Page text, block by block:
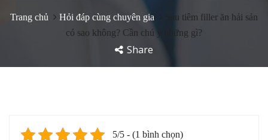
Trang chủ Hỏi đáp cùng chuyên gia
Sau tiêm filler ăn hải sản
có sao không? Cần chú ý những gì?
Share
5/5 - (1 bình chọn)